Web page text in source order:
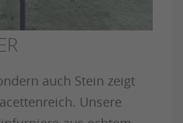
auch Stein zeigt
Unsere